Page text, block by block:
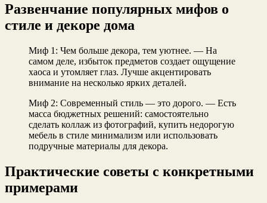
Развенчание популярных мифов о
стиле и декоре дома
Миф 1: Чем больше декора, тем уютнее. — На
самом деле, избыток предметов создает ощущение
хаоса и утомляет глаз. Лучше акцентировать
внимание на несколько ярких деталей.
Миф 2: Современный стиль — это дорого. — Есть
масса бюджетных решений: самостоятельно
сделать коллаж из фотографий, купить недорогую
мебель в стиле минимализм или использовать
подручные материалы для декора.
Практические советы с конкретными
примерами